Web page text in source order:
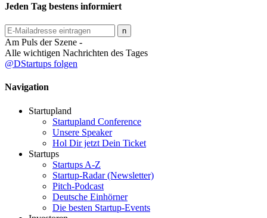
Jeden Tag bestens informiert
Am Puls der Szene -
Alle wichtigen Nachrichten des Tages
@DStartups folgen
Navigation
Startupland
Startupland Conference
Unsere Speaker
Hol Dir jetzt Dein Ticket
Startups
Startups A-Z
Startup-Radar (Newsletter)
Pitch-Podcast
Deutsche Einhörner
Die besten Startup-Events